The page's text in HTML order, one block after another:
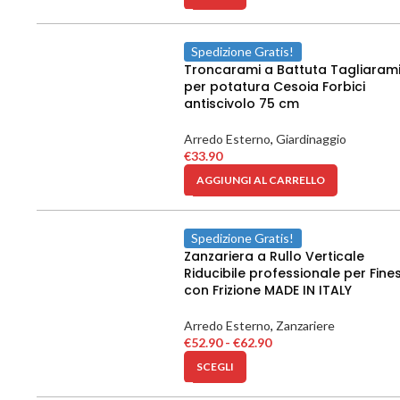
Spedizione Gratis!
Troncarami a Battuta Tagliarami
per potatura Cesoia Forbici
antiscivolo 75 cm
Arredo Esterno, Giardinaggio
€33.90
AGGIUNGI AL CARRELLO
Spedizione Gratis!
Zanzariera a Rullo Verticale
Riducibile professionale per
con Frizione MADE IN ITALY
Arredo Esterno, Zanzariere
€52.90 - €62.90
SCEGLI